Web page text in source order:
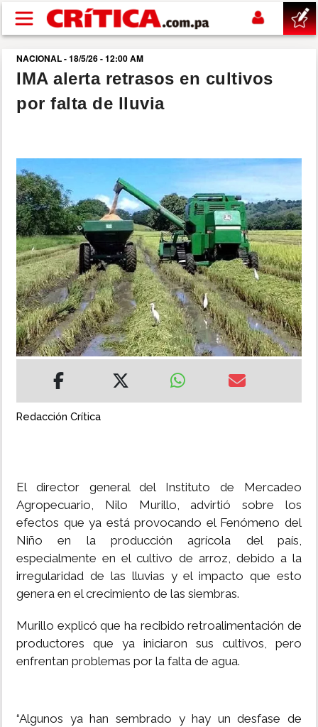
Pasar al contenido principal
buscar
SUCESOS
POLÍTICA
SHOW
DEPORTES
MUNDO
INSÓLITAS
MULTIMEDIA
NACIONAL - 18/5/26 - 12:00 AM
IMA alerta retrasos en cultivos
por falta de lluvia
Redacción Crítica
El director general del Instituto de Mercadeo
Agropecuario, Nilo Murillo, advirtió sobre los
efectos que ya está provocando el Fenómeno del
Niño en la producción agrícola del país,
especialmente en el cultivo de arroz, debido a la
irregularidad de las lluvias y el impacto que esto
genera en el crecimiento de las siembras.
Murillo explicó que ha recibido retroalimentación de
productores que ya iniciaron sus cultivos, pero
enfrentan problemas por la falta de agua.
“Algunos ya han sembrado y hay un desfase de